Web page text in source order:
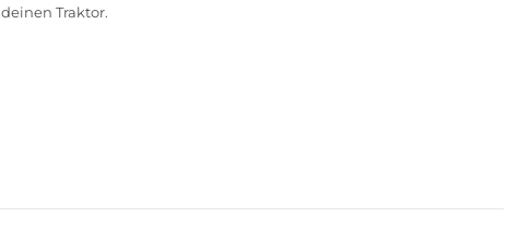
deinen Traktor.